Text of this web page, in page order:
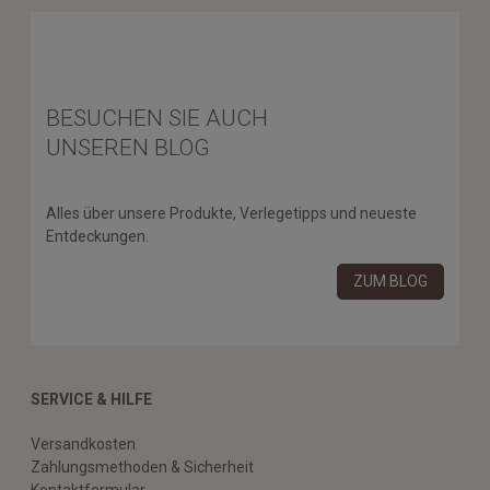
BESUCHEN SIE AUCH
UNSEREN BLOG
Alles über unsere Produkte, Verlegetipps und neueste
Entdeckungen.
ZUM BLOG
SERVICE & HILFE
Versandkosten
Zahlungsmethoden & Sicherheit